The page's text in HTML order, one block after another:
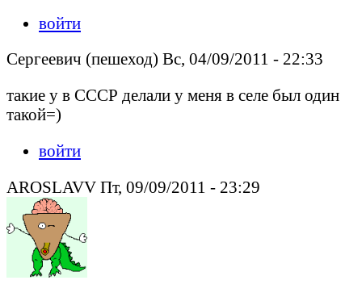
войти
Сергеевич (пешеход) Вс, 04/09/2011 - 22:33
такие у в СССР делали у меня в селе был один
такой=)
войти
AROSLAVV Пт, 09/09/2011 - 23:29